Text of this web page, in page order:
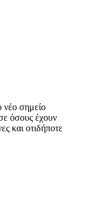
νέο σημείο
όσους έχουν
και οτιδήποτε